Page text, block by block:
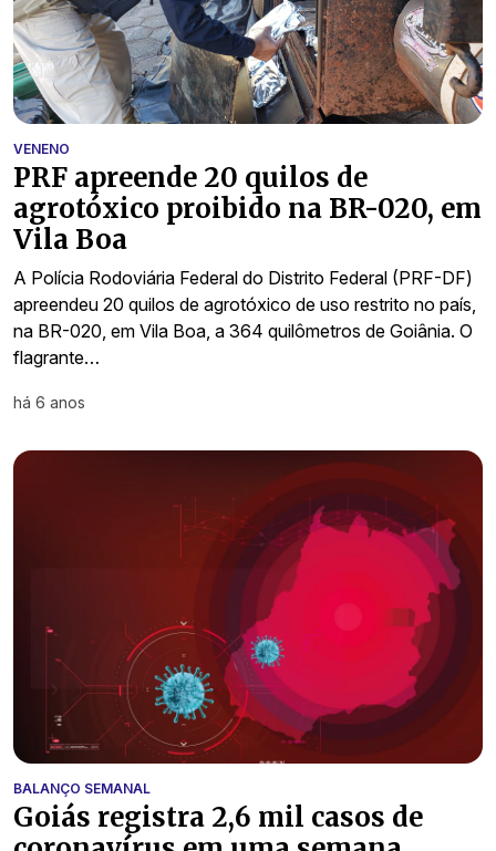
VENENO
PRF apreende 20 quilos de
agrotóxico proibido na BR-020, em
Vila Boa
A Polícia Rodoviária Federal do Distrito Federal (PRF-DF)
apreendeu 20 quilos de agrotóxico de uso restrito no país,
na BR-020, em Vila Boa, a 364 quilômetros de Goiânia. O
flagrante…
há 6 anos
BALANÇO SEMANAL
Goiás registra 2,6 mil casos de